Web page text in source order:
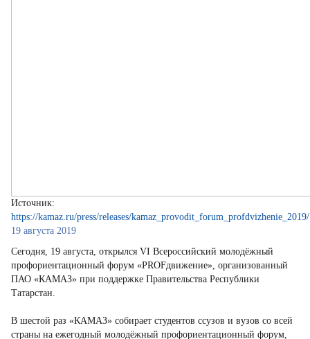
Источник:
https://kamaz.ru/press/releases/kamaz_provodit_forum_profdvizhenie_2019/
19 августа 2019
Сегодня, 19 августа, открылся VI Всероссийский молодёжный
профориентационный форум «PROFдвижение», организованный
ПАО «КАМАЗ» при поддержке Правительства Республики
Татарстан.
В шестой раз «КАМАЗ» собирает студентов ссузов и вузов со всей
страны на ежегодный молодёжный профориентационный форум,